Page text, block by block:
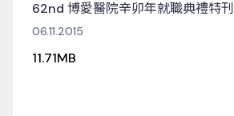
62nd 博愛醫院辛卯年就職典禮特刊
06.11.2015
11.71MB